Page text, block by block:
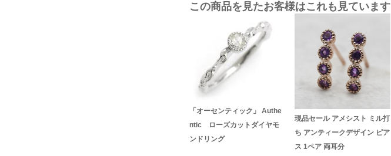
この商品を見たお客様はこれも見ています
「オーセンティック」 Authe
ntic ローズカットダイヤモ
ンドリング
現品セール アメシスト ミル打
ち アンティークデザイン ピア
ス 1ペア 両耳分